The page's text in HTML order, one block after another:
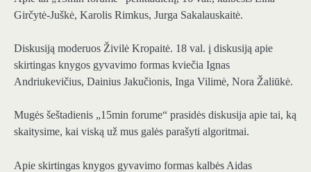
Girčytė-Juškė, Karolis Rimkus, Jurga Sakalauskaitė.
Diskusiją moderuos Živilė Kropaitė. 18 val. į diskusiją apie
skirtingas knygos gyvavimo formas kviečia Ignas
Andriukevičius, Dainius Jakučionis, Inga Vilimė, Nora Žaliūkė.
Mugės šeštadienis „15min forume“ prasidės diskusija apie tai, ką
skaitysime, kai viską už mus galės parašyti algoritmai.
Apie skirtingas knygos gyvavimo formas kalbės Aidas